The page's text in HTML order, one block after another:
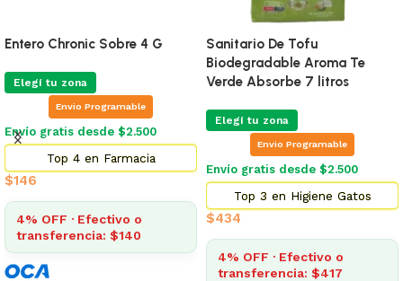
Entero Chronic Sobre 4 G
Elegí tu zona
Envio Programable
Envío gratis desde $2.500
Top 4 en Farmacia
$146
4% OFF · Efectivo o
transferencia: $140
Sanitario De Tofu
Biodegradable Aroma Te
Verde Absorbe 7 litros
Elegí tu zona
Envio Programable
Envío gratis desde $2.500
Top 3 en Higiene Gatos
$434
4% OFF · Efectivo o
transferencia: $417